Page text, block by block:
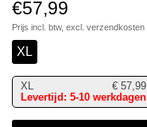
€57,99
Prijs incl. btw, excl. verzendkosten
XL
XL € 57,99
Levertijd: 5-10 werkdagen